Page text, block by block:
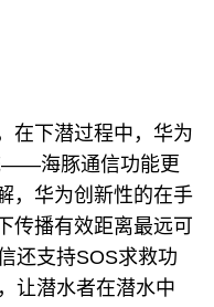
在下潜过程中，华为
——海豚通信功能更
，华为创新性的在手
传播有效距离最远可
还支持SOS求救功
让潜水者在潜水中